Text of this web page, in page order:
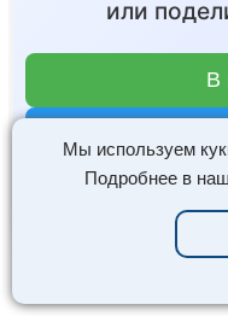
Мы используем
Подробнее в
или
В
Поделиться